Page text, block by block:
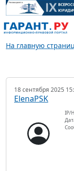
На главную
18 сентября 2025
ElenaPSK
IP/